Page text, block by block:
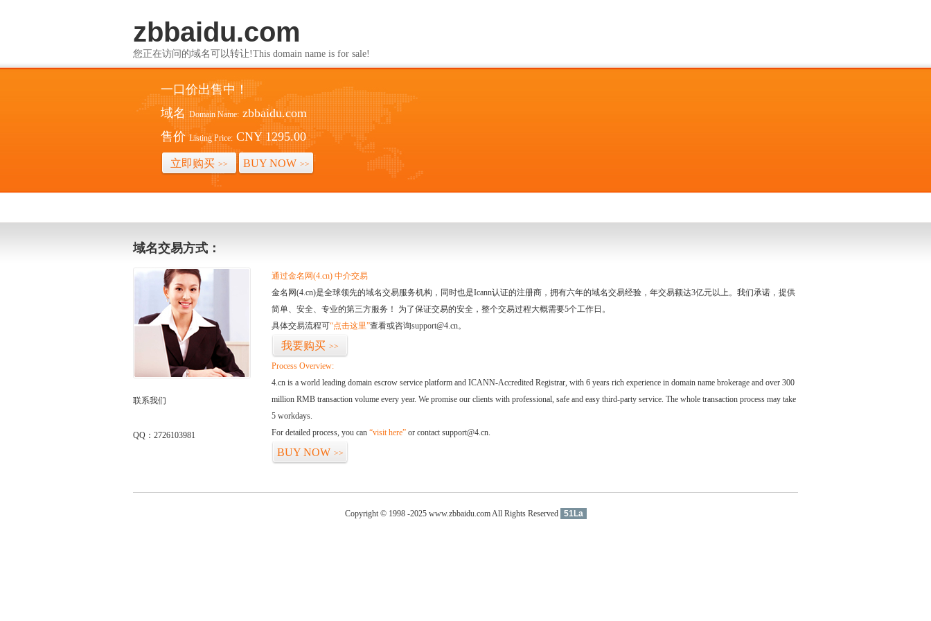
zbbaidu.com
您正在访问的域名可以转让!This domain name is for sale!
一口价出售中！
域名 Domain Name: zbbaidu.com
售价 Listing Price: CNY 1295.00
立即购买 >> BUY NOW >>
域名交易方式：
联系我们
QQ：2726103981
通过金名网(4.cn) 中介交易
金名网(4.cn)是全球领先的域名交易服务机构，同时也是Icann认证的注册商，拥有六年的域名交易经验，年交易额达3亿元以上。我们承诺，提供
简单、安全、专业的第三方服务！ 为了保证交易的安全，整个交易过程大概需要5个工作日。
具体交易流程可“点击这里”查看或咨询support@4.cn。
我要购买 >>
Process Overview:
4.cn is a world leading domain escrow service platform and ICANN-Accredited Registrar, with 6 years rich experience in domain name brokerage and over 300
million RMB transaction volume every year. We promise our clients with professional, safe and easy third-party service. The whole transaction process may take
5 workdays.
For detailed process, you can “visit here” or contact support@4.cn.
BUY NOW >>
Copyright © 1998 -2025 www.zbbaidu.com All Rights Reserved 51La